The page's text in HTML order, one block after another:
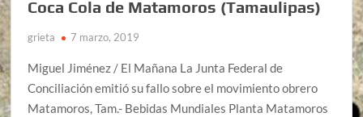
Coca Cola de Matamoros (Tamaulipas)
grieta 7 marzo, 2019
Miguel Jiménez / El Mañana La Junta Federal de
Conciliación emitió su fallo sobre el movimiento obrero
Matamoros, Tam.- Bebidas Mundiales Planta Matamoros